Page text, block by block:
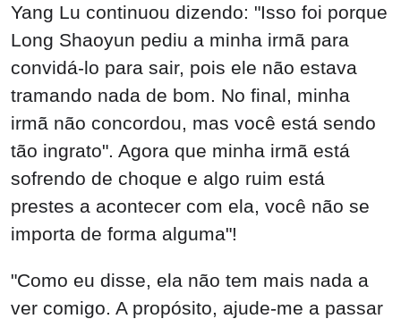
Yang Lu continuou dizendo: "Isso foi porque
Long Shaoyun pediu a minha irmã para
convidá-lo para sair, pois ele não estava
tramando nada de bom. No final, minha
irmã não concordou, mas você está sendo
tão ingrato". Agora que minha irmã está
sofrendo de choque e algo ruim está
prestes a acontecer com ela, você não se
importa de forma alguma"!
"Como eu disse, ela não tem mais nada a
ver comigo. A propósito, ajude-me a passar